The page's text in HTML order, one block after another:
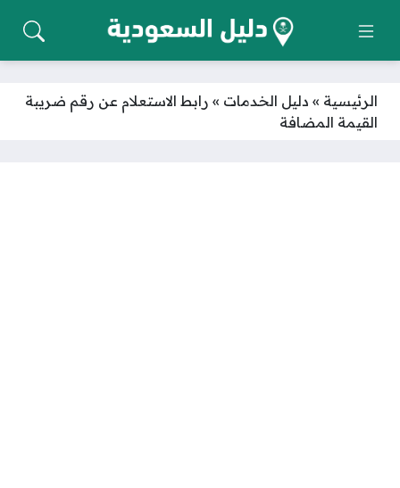
الرئيسية » دليل الخدمات » رابط الاستعلام عن رقم ضريبة
القيمة المضافة